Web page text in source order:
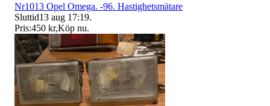
Nr1013 Opel Omega. -96. Hastighetsmätare
Sluttid13 aug 17:19.
Pris:450 kr,Köp nu.